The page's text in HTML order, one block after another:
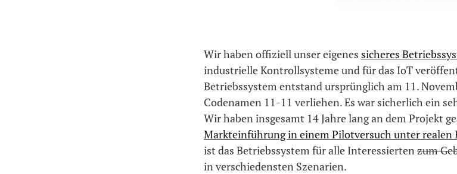
Wir haben offiziell unser eigenes sicheres
industrielle Kontrollsysteme und für das IoT
Betriebssystem entstand ursprünglich am 11.
Codenamen 11-11 verliehen. Es war sicherlich ein
Wir haben insgesamt 14 Jahre lang an dem Projekt
Markteinführung in einem Pilotversuch unter realen
ist das Betriebssystem für alle Interessiertenzum
in verschiedensten Szenarien.